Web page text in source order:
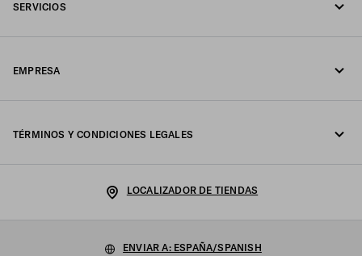
SERVICIOS
EMPRESA
Trabaja con nosotros
TÉRMINOS Y CONDICIONES LEGALES
Política de cookies
LOCALIZADOR DE TIENDAS
ENVIAR A: ESPAÑA/SPANISH